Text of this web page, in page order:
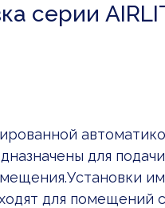
серии
для
для помещений